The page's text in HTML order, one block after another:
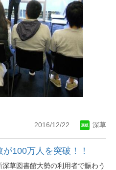
2016/12/22 深草
100万人を突破！！
草図書館大勢の利用者で賑わう